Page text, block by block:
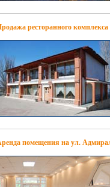
ресторанного
помещения на ул.